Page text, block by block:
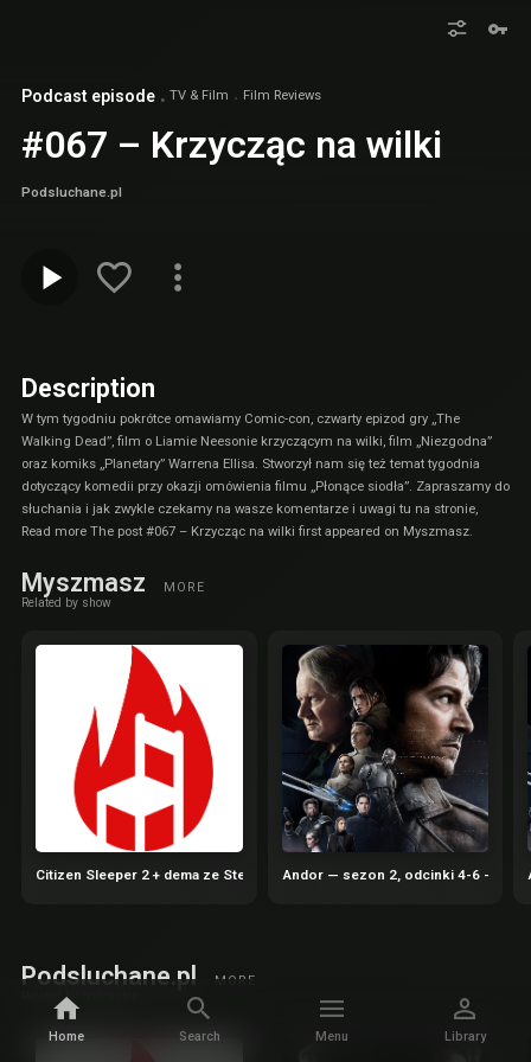
Home Search Menu Library
Podcast episode TV & Film Film Reviews
#067 – Krzycząc na wilki
Podsluchane.pl
Description
W tym tygodniu pokrótce omawiamy Comic-con, czwarty epizod gry „The
Walking Dead”, film o Liamie Neesonie krzyczącym na wilki, film „Niezgodna”
oraz komiks „Planetary” Warrena Ellisa. Stworzył nam się też temat tygodnia
dotyczący komedii przy okazji omówienia filmu „Płonące siodła”. Zapraszamy do
słuchania i jak zwykle czekamy na wasze komentarze i uwagi tu na stronie,
Read more The post #067 – Krzycząc na wilki first appeared on Myszmasz.
Myszmasz MORE
Related by show
Citizen Sleeper 2 + dema ze Steam Next Fest | Gorące Krzesła 65
Andor — sezon 2, odcinki 4-6 —
Podsluchane.pl MORE
Related by podcaster